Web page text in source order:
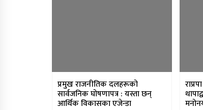
प्रमुख राजनीतिक दलहरूको
सार्वजनिक घोषणापत्र : यस्ता छन्
आर्थिक विकासका एजेन्डा